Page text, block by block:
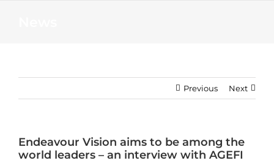
Previous Next
Endeavour Vision aims to be among the
world leaders – an interview with AGEFI